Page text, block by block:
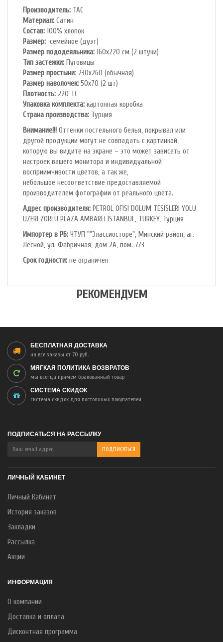
Производитель: TAC
Материал: Сатин
Состав: 100% хлопок
Размер: семейное (дуэт)
Размер пододеяльника: 160х220 см (2 штуки)
Тип застежки: Пуговицы
Размер простыни: 230х260 (обычная)
Размер наволочек: 50х70 (2 шт)
Плотность: 220 ТС
Упаковка комплекта: картонная коробка
Cтрана производства: Турция
Внимание!!! Оттенки постельного белья, покрывал или
другой продукции могут не совпадать с картинкой,
которую вы видите на экране – это может зависеть от
настроек вашего монитора и индивидуальной
восприимчивости цветов, а так же,
небольшое несоответствие предоставляемой
производителем фотографии от реального цвета.
Адрес производителя: PETROL OFlSl DOLUM TESISLERI YOLU
UZERI ZORLU PLAZA AMBARLI ISTANBUL, TURKEY, Турция
Импортер в РБ: ЧТУП ""Элассиосторе", Минский район, аг.
Лесной, ул. Фабричная, дом 2А, пом. 7/3
Срок годности: не ограничен
РЕКОМЕНДУЕМ
БЕСПЛАТНАЯ ДОСТАВКА
на все заказы от 70 руб.
МЯГКАЯ ПОЛИТИКА ВОЗВРАТОВ
мы всегда примем бракованный товар
СИСТЕМА СКИДОК
система скидок для постоянных покупателей
ПОДПИСАТЬСЯ НА РАССЫЛКУ
ЛИЧНЫЙ КАБИНЕТ
Личный Кабинет
История заказов
Закладки
Рассылка
Акции
ИНФОРМАЦИЯ
О компании
Доставка и оплата
Дисконтная программа